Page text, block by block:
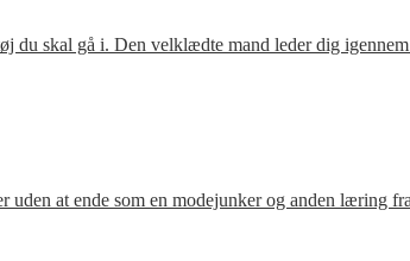
du skal gå i. Den velklædte mand leder dig
at ende som en modejunker og anden læring